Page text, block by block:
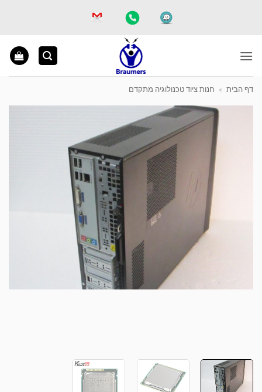
דף הבית » חנות ציוד טכנולוגיה מתקדם